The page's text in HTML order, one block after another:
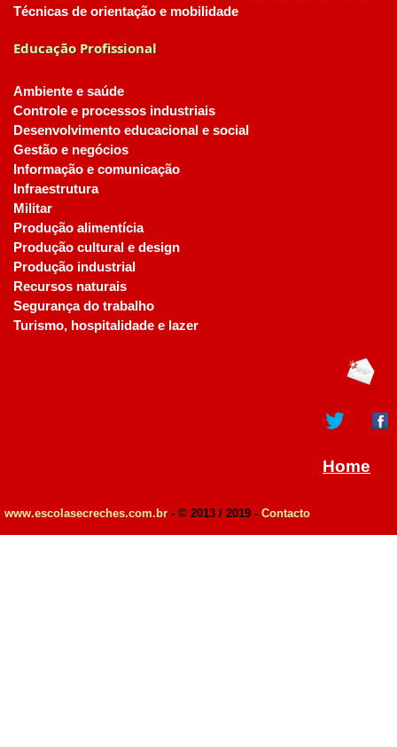
Técnicas de orientação e mobilidade
Educação Profissional
Ambiente e saúde
Controle e processos industriais
Desenvolvimento educacional e social
Gestão e negócios
Informação e comunicação
Infraestrutura
Militar
Produção alimentícia
Produção cultural e design
Produção industrial
Recursos naturais
Segurança do trabalho
Turismo, hospitalidade e lazer
Home
www.escolasecreches.com.br - © 2013 / 2019 - Contacto